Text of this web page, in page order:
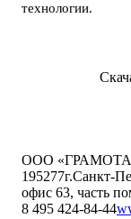
технологии.
ООО
195277г.Санкт-
офис 63, часть
8 495 424-84-44